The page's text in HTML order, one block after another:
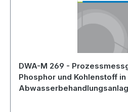
DWA-M 269 -
Phosphor und Kohlenstoff in